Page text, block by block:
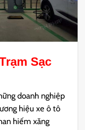
Sạc
doanh nghiệp
hiệu xe ô tô
hiếm xăng